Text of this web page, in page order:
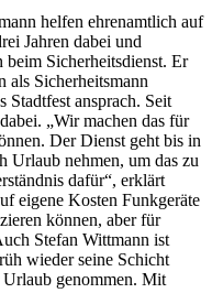
helfen ehrenamtlich auf
Jahren dabei und
beim Sicherheitsdienst. Er
als Sicherheitsmann
Stadtfest ansprach. Seit
„Wir machen das für
Der Dienst geht bis in
Urlaub nehmen, um das zu
dafür“, erklärt
eigene Kosten Funkgeräte
können, aber für
Stefan Wittmann ist
wieder seine Schicht
Urlaub genommen. Mit